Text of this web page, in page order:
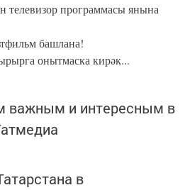
телевизор программасы янына
башлана!
онытмаска кирәк...
важным и интересным в
в